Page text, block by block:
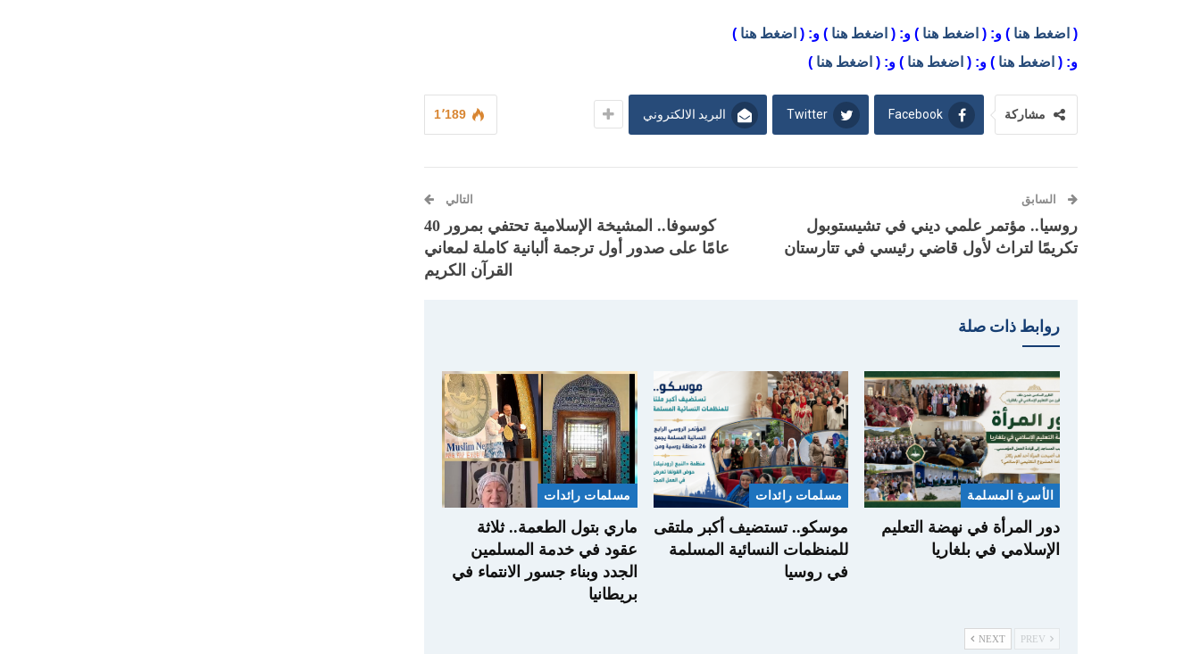
( اضغط هنا ) و: ( اضغط هنا ) و: ( اضغط هنا ) و: ( اضغط هنا )
و: ( اضغط هنا ) و: ( اضغط هنا ) و: ( اضغط هنا )
1٬189 مشاركة Facebook
Twitter البريد الالكتروني
السابق
روسيا.. مؤتمر علمي ديني في تشيستوبول
تكريمًا لتراث لأول قاضي رئيسي في تتارستان
التالي
كوسوفا.. المشيخة الإسلامية تحتفي بمرور 40
عامًا على صدور أول ترجمة ألبانية كاملة لمعاني
القرآن الكريم
روابط ذات صلة
الأسرة المسلمة
دور المرأة في نهضة التعليم
الإسلامي في بلغاريا
مسلمات رائدات
موسكو.. تستضيف أكبر ملتقى
للمنظمات النسائية المسلمة
في روسيا
مسلمات رائدات
ماري بتول الطعمة.. ثلاثة
عقود في خدمة المسلمين
الجدد وبناء جسور الانتماء في
بريطانيا
NEXT